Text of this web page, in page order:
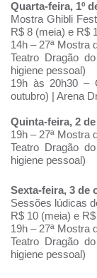
Quarta-feira, 1º
Mostra Ghibli
R$ 8 (meia) e R$
14h – 27ª Mostra
Teatro Dragão
higiene pessoal)
19h às 20h30 –
outubro) | Arena
Quinta-feira, 2
19h – 27ª Mostra
Teatro Dragão
higiene pessoal)
Sexta-feira, 3 de
Sessões lúdicas
R$ 10 (meia) e
19h – 27ª Mostra
Teatro Dragão
higiene pessoal)